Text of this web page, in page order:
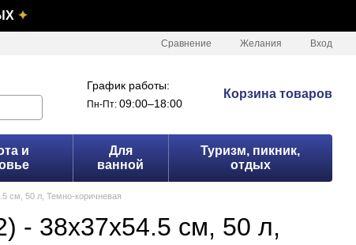
✦
Сравнение Желания Вход
График работы:
Пн-Пт: 09:00–18:00
Корзина товаров
и
Для
ванной
Туризм, пикник,
отдых
см, 50 л, Темно-коричневая
- 38x37x54.5 см, 50 л,